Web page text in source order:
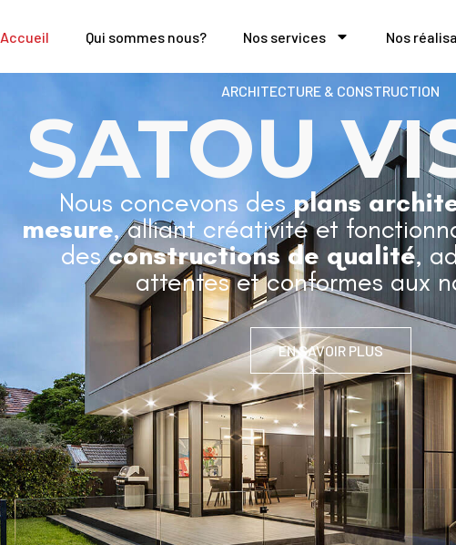
Accueil Qui sommes nous? Nos services Nos
ARCHITECTURE & CONSTRUCTION
SATOU
Nous concevons desplans
mesure, alliant créativité et
desconstructions de qualité,
attentes et conformes aux
EN SAVOIR PLUS